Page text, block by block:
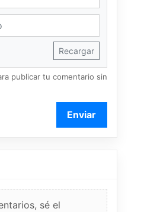
Recargar
publicar tu comentario sin
Enviar
sé el